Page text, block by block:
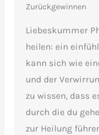
Zurückgewinnen
Liebeskummer
heilen: ein
kann sich wie
und der
zu wissen, dass
durch die du
zur Heilung